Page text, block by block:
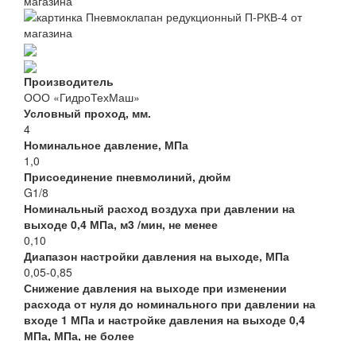
Производитель
ООО «ГидроТехМаш»
Условный проход, мм.
4
Номинальное давление, МПа
1,0
Присоединение пневмолиний, дюйм
G1/8
Номинальный расход воздуха при давлении на
выходе 0,4 МПа, м3 /мин, не менее
0,10
Диапазон настройки давления на выходе, МПа
0,05-0,85
Снижение давления на выходе при изменении
расхода от нуля до номинального при давлении на
входе 1 МПа и настройке давления на выходе 0,4
МПа, МПа, не более